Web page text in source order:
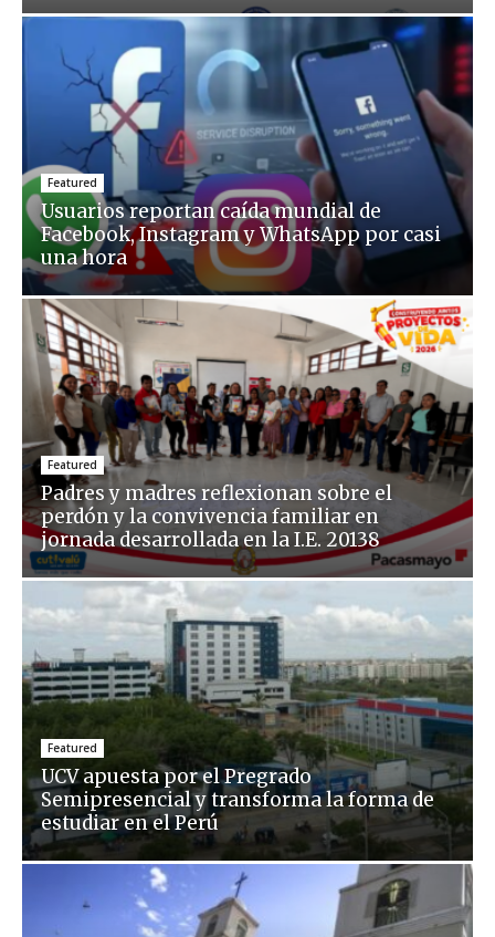
Featured
Usuarios reportan caída mundial de
Facebook, Instagram y WhatsApp por casi
una hora
Featured
Padres y madres reflexionan sobre el
perdón y la convivencia familiar en
jornada desarrollada en la I.E. 20138
Featured
UCV apuesta por el Pregrado
Semipresencial y transforma la forma de
estudiar en el Perú